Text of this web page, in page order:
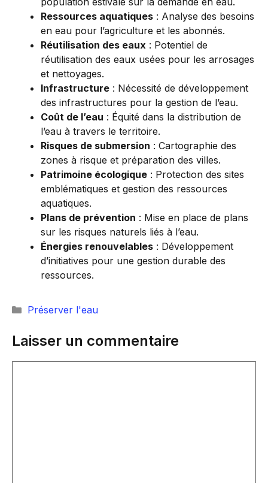
Ressources aquatiques : Analyse des besoins
en eau pour l’agriculture et les abonnés.
Réutilisation des eaux : Potentiel de
réutilisation des eaux usées pour les arrosages
et nettoyages.
Infrastructure : Nécessité de développement
des infrastructures pour la gestion de l’eau.
Coût de l’eau : Équité dans la distribution de
l’eau à travers le territoire.
Risques de submersion : Cartographie des
zones à risque et préparation des villes.
Patrimoine écologique : Protection des sites
emblématiques et gestion des ressources
aquatiques.
Plans de prévention : Mise en place de plans
sur les risques naturels liés à l’eau.
Énergies renouvelables : Développement
d’initiatives pour une gestion durable des
ressources.
Catégories
Préserver l'eau
Laisser un commentaire